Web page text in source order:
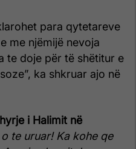
para qytetareve
me njëmijë nevoja
te doje për të shëtitur e
ka shkruar ajo në
i Halimit në
te uruar! Ka kohe qe